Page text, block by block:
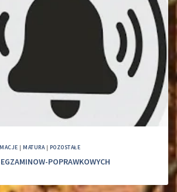
|MATURA| POZOSTAŁE
POPRAWKOWYCH